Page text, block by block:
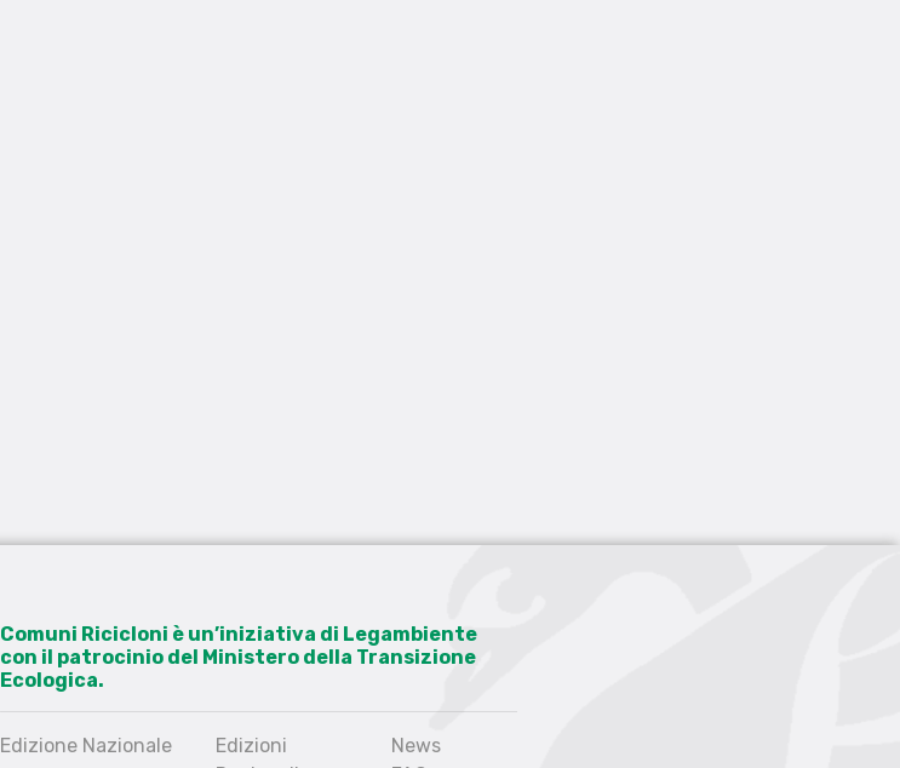
Comuni Ricicloni è un’iniziativa di Legambiente
con il patrocinio del Ministero della Transizione
Ecologica.
Edizione Nazionale
Edizioni
News